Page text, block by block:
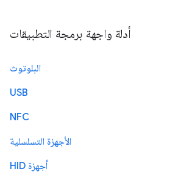
أدلة واجهة برمجة التطبيقات
البلوتوث
USB
NFC
الأجهزة التسلسلية
أجهزة HID